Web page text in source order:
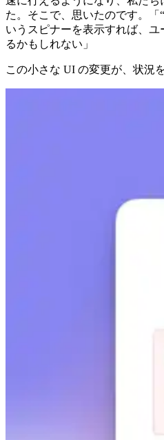
た。そこで、思いたのです。「
いうスピナーを表示すれば、
るかもしれない」
この小さな UI の変更が、状況